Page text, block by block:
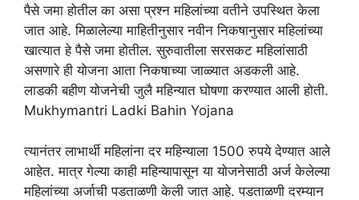
पैसे जमा होतील का असा प्रश्न महिलांच्या वतीने उपस्थित केला
जात आहे. मिळालेल्या माहितीनुसार नवीन निकषानुसार महिलांच्या
खात्यात हे पैसे जमा होतील. सुरुवातीला सरसकट महिलांसाठी
असणारे ही योजना आता निकषाच्या जाळ्यात अडकली आहे.
लाडकी बहीण योजनेची जुलै महिन्यात घोषणा करण्यात आली होती.
Mukhymantri Ladki Bahin Yojana
त्यानंतर लाभार्थी महिलांना दर महिन्याला 1500 रुपये देण्यात आले
आहेत. मात्र गेल्या काही महिन्यापासून या योजनेसाठी अर्ज केलेल्या
महिलांच्या अर्जाची पडताळणी केली जात आहे. पडताळणी दरम्यान